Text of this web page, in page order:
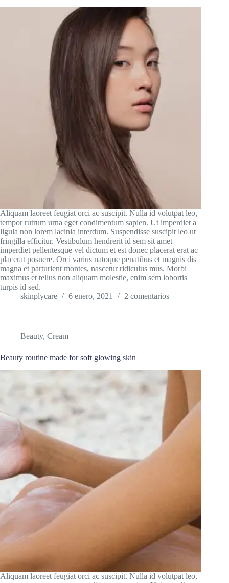
Aliquam laoreet feugiat orci ac suscipit. Nulla id volutpat leo,
tempor rutrum urna eget condimentum sapien. Ut imperdiet a
ligula non lorem lacinia interdum. Suspendisse suscipit leo ut
fringilla efficitur. Vestibulum hendrerit id sem sit amet
imperdiet pellentesque vel dictum et est donec placerat erat ac
placerat posuere. Orci varius natoque penatibus et magnis dis
magna et parturient montes, nascetur ridiculus mus. Morbi
maximus et tellus non aliquam molestie, enim sem lobortis
turpis id sed.
skinplycare
6 enero, 2021 2 comentarios
Beauty, Cream
Beauty routine made for soft glowing skin
Aliquam laoreet feugiat orci ac suscipit. Nulla id volutpat leo,